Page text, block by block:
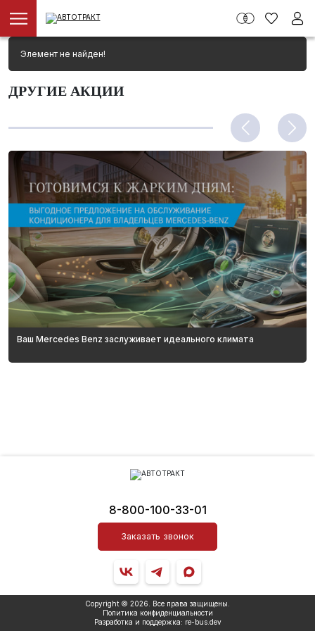
Элемент не найден!
ДРУГИЕ АКЦИИ
Ваш Mercedes Benz заслуживает идеального климата
8-800-100-33-01
Заказать звонок
Copyright © 2026. Все права защищены.
Политика конфиденциальности
Разработка и поддержка: re-bus. dev